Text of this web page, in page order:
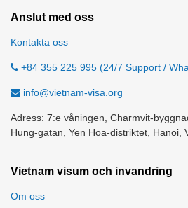
Anslut med oss
Kontakta oss
+84 355 225 995 (24/7 Support /
info@vietnam-visa.org
Adress: 7:e våningen, Charmvit-
Hung-gatan, Yen Hoa-distriktet, Hanoi,
Vietnam visum och invandring
Om oss